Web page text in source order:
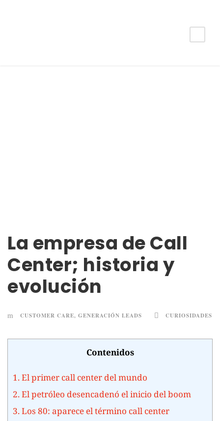
La empresa de Call
Center; historia y
evolución
CUSTOMER CARE, GENERACIÓN LEADS CURIOSIDADES
Contenidos
1.El primer call center del mundo
2.El petróleo desencadenó el inicio del boom
3.Los 80: aparece el término call center